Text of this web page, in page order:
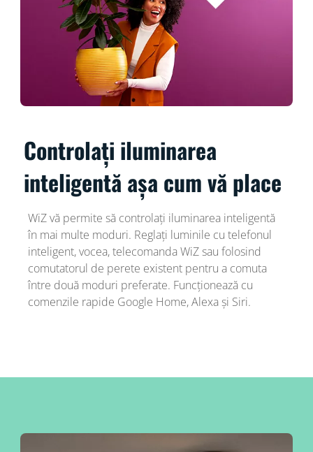
Controlați iluminarea
inteligentă așa cum vă place
WiZ vă permite să controlați iluminarea inteligentă
în mai multe moduri. Reglați luminile cu telefonul
inteligent, vocea, telecomanda WiZ sau folosind
comutatorul de perete existent pentru a comuta
între două moduri preferate. Funcționează cu
comenzile rapide Google Home, Alexa și Siri.